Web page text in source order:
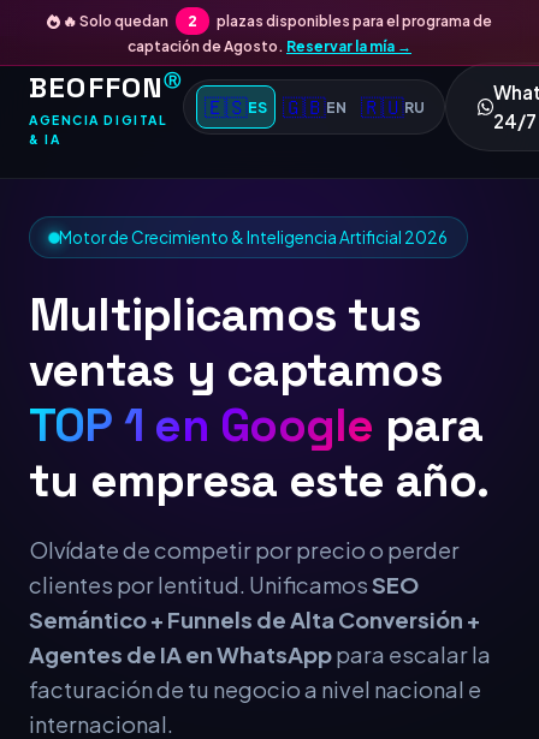
🔥 Solo quedan 2
plazas disponibles para el programa de
captación de Agosto. Reservar la mía →
BEOFFONⓇ
AGENCIA DIGITAL
& IA
🇪🇸ES 🇬🇧EN 🇷🇺RU
24/7
Motor de Crecimiento & Inteligencia Artificial 2026
Multiplicamos tus
ventas y captamos
TOP 1 en Google para
tu empresa este año.
Olvídate de competir por precio o perder
clientes por lentitud. UnificamosSEO
Semántico + Funnels de Alta Conversión +
Agentes de IA en WhatsApppara escalar la
facturación de tu negocio a nivel nacional e
internacional.